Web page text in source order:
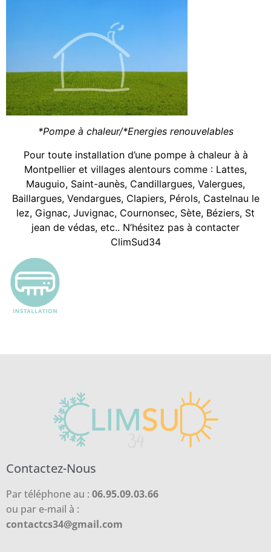
*Pompe à chaleur/*Energies renouvelables
Pour toute installation d’une pompe à chaleur à à
Montpellier et villages alentours comme : Lattes,
Mauguio, Saint-aunès, Candillargues, Valergues,
Baillargues, Vendargues, Clapiers, Pérols, Castelnau le
lez, Gignac, Juvignac, Cournonsec, Sète, Béziers, St
jean de védas, etc.. N’hésitez pas à contacter
ClimSud34
Contactez-Nous
Par téléphone au : 06.95.09.03.66
ou par e-mail à :
contactcs34@gmail.com